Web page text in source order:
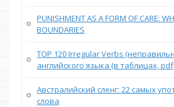
PUNISHMENT AS A FORM OF CARE:
BOUNDARIES
TOP 120 Irregular Verbs
английского языка (в таблицах,
Австралийский сленг: 22 самых
слова